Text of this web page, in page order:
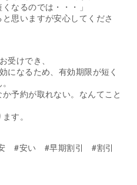
なるのでは・・・」
思いますが安心してくださ
受けでき、
になるため、有効期限が短く
予約が取れない。なんてこと
す。
#安い #早期割引 #割引